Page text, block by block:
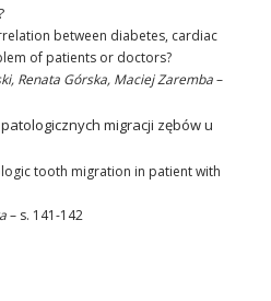
between diabetes, cardiac
of patients or doctors?
Renata Górska, Maciej Zaremba–
migracji zębów u
tooth migration in patient with
– s. 141-142